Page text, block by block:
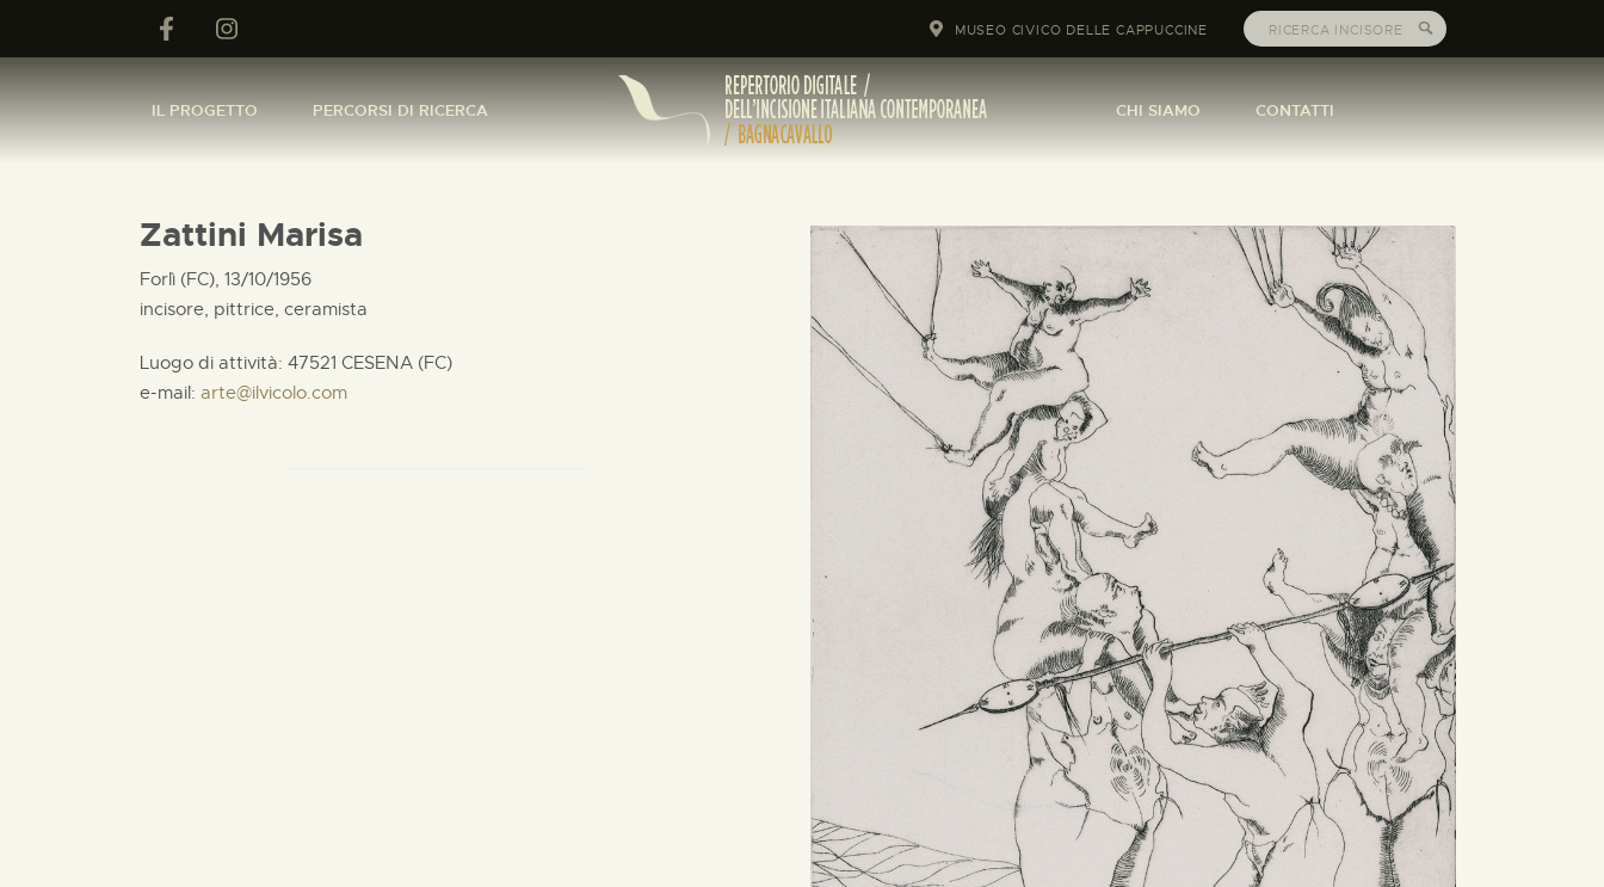
MUSEO CIVICO DELLE CAPPUCCINE
IL PROGETTO PERCORSI DI RICERCA CHI SIAMO CONTATTI
Zattini Marisa
Forlì (FC), 13/10/1956
incisore, pittrice, ceramista
Luogo di attività: 47521 CESENA (FC)
e-mail: arte@ilvicolo.com